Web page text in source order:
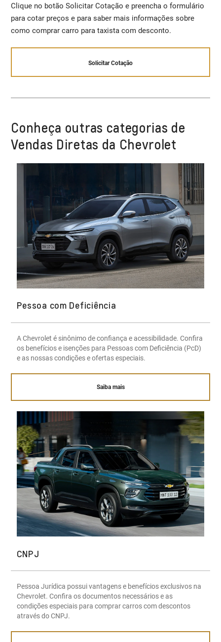
Clique no botão Solicitar Cotação e preencha o formulário
para cotar preços e para saber mais informações sobre
como comprar carro para taxista com desconto.
Solicitar Cotação
Conheça outras categorias de
Vendas Diretas da Chevrolet
Pessoa com Deficiência
A Chevrolet é sinônimo de confiança e acessibilidade. Confira
os benefícios e isenções para Pessoas com Deficiência (PcD)
e as nossas condições e ofertas especiais.
Saiba mais
CNPJ
Pessoa Jurídica possui vantagens e benefícios exclusivos na
Chevrolet. Confira os documentos necessários e as
condições especiais para comprar carros com descontos
através do CNPJ.